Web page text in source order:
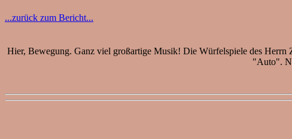
...zurück zum Bericht...
Hier, Bewegung. Ganz viel großartige Musik! Die Würfelspiele des Herrn
"Auto".